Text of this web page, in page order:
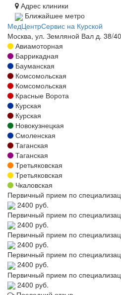
Адрес клиники
Ближайшее метро
МедЦентрСервис на Курской
Москва, ул. Земляной Вал д. 38/
Авиамоторная
Баррикадная
Бауманская
Комсомольская
Комсомольская
Красные Ворота
Курская
Курская
Новокузнецкая
Смоленская
Таганская
Таганская
Третьяковская
Третьяковская
Чкаловская
Первичный прием по
2400 руб.
Первичный прием по
2400 руб.
Первичный прием по
2400 руб.
Первичный прием по
2400 руб.
Первичный прием по
2400 руб.